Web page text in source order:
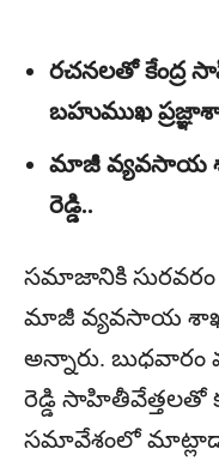
రచనలతో కేంద్ర
బహుముఖ
మాజీ వ్యవసాయ
రెడ్డి..
సమాజానికి సురవరం
మాజీ వ్యవసాయ శాఖ
అన్నారు. బుధవారం
రెడ్డి సాహితీవేత్తలతో
సమావేశంలో